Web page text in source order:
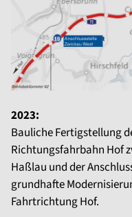
2023:
Bauliche Fertigstellung
Richtungsfahrbahn Hof
Haßlau und der
grundhafte
Fahrtrichtung Hof.